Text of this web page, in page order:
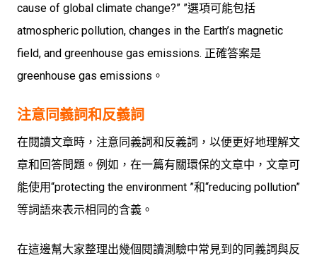
cause of global climate change?” ”選項可能包括
atmospheric pollution, changes in the Earth’s magnetic
field, and greenhouse gas emissions. 正確答案是
greenhouse gas emissions。
注意同義詞和反義詞
在閱讀文章時，注意同義詞和反義詞，以便更好地理解文
章和回答問題。例如，在一篇有關環保的文章中，文章可
能使用“protecting the environment ”和“reducing pollution”
等詞語來表示相同的含義。
在這邊幫大家整理出幾個閱讀測驗中常見到的同義詞與反